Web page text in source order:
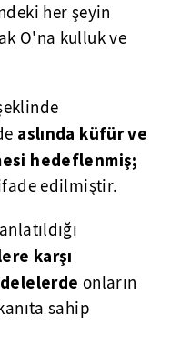
her şeyin
O'na kulluk ve
aslında küfür ve
hedeflenmiş;
edilmiştir.
karşı
onların
sahip